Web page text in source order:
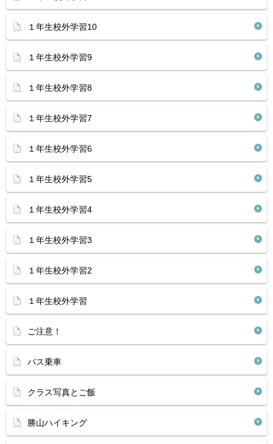
１年生校外学習10
１年生校外学習9
１年生校外学習8
１年生校外学習7
１年生校外学習6
１年生校外学習5
１年生校外学習4
１年生校外学習3
１年生校外学習2
１年生校外学習
ご注意！
バス乗車
クラス写真とご飯
勝山ハイキング